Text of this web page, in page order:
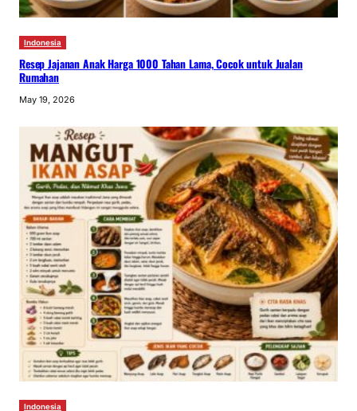
Indonesia
Resep Jajanan Anak Harga 1000 Tahan Lama, Cocok untuk Jualan
Rumahan
May 19, 2026
Indonesia